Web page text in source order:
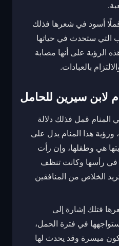
أسود في شعرها فذلك
التي ستحدث في حياتها
الرؤية على أنها مصابة
بالعبادات.
لابن سيرين للحامل
المنام قمل فذلك دلالة
هذا المنام يدل على
هي وطفلها، وإن رأت
في رأسها وكانت تنظف
الخلاص من المنافقين
فتلك إشارة إلى
في فترة الحمل،
تكون ميسرة وقد يحدث لها